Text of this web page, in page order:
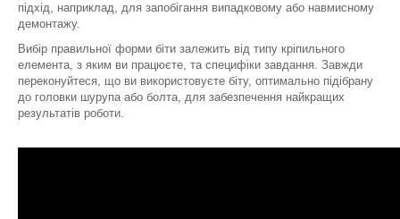
підхід, наприклад, для запобігання випадковому або навмисному
демонтажу.
Вибір правильної форми біти залежить від типу кріпильного
елемента, з яким ви працюєте, та специфіки завдання. Завжди
переконуйтеся, що ви використовуєте біту, оптимально підібрану
до головки шурупа або болта, для забезпечення найкращих
результатів роботи.